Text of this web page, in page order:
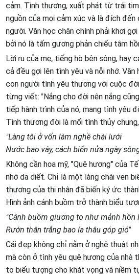
cảm. Tình thương, xuất phát từ trái
nguồn của mọi cảm xúc và là đích đến
người. Văn học chân chính phải khơi
bởi nó là tấm gương phản chiếu tâm
Lời ru của mẹ, tiếng hò bên sông, hay
cả đều gợi lên tình yêu và nỗi nhớ. Văn
con người tình yêu thương với cuộc
từng viết: "Nắng cho đời nên nắng
tiếp hành trình của nó, mang tình yêu
Tình thương đời là mối tình thủy
"Làng tôi ở vốn làm nghề chài lưới
Nước bao vây, cách biển nửa ngày
Không cần hoa mỹ, "Quê hương" của
nhớ da diết. Chỉ là một làng chài ven
thương của thi nhân đã biến ký ức
Hình ảnh cánh buồm trở thành biểu
"Cánh buồm giương to như mảnh hồn
Rướn thân trắng bao la thâu góp gió"
Cái đẹp không chỉ nằm ở nghệ thuật
mà còn ở tình yêu quê hương của nhà
to biểu tượng cho khát vọng và niềm